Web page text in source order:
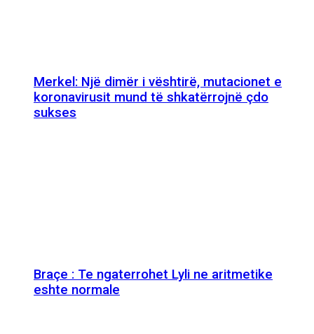
Merkel: Një dimër i vështirë, mutacionet e
koronavirusit mund të shkatërrojnë çdo
sukses
Braçe : Te ngaterrohet Lyli ne aritmetike
eshte normale